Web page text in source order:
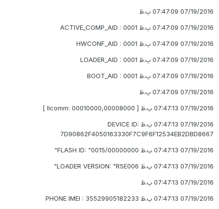
07/19/2016 07:47:09 ب.ظ
07/19/2016 07:47:09 ب.ظ ACTIVE_COMP_AID : 0001
07/19/2016 07:47:09 ب.ظ HWCONF_AID : 0001
07/19/2016 07:47:09 ب.ظ LOADER_AID : 0001
07/19/2016 07:47:09 ب.ظ BOOT_AID : 0001
07/19/2016 07:47:09 ب.ظ
07/19/2016 07:47:13 ب.ظ [ llcomm: 00010000,00008000 ]
07/19/2016 07:47:13 ب.ظ DEVICE ID:
7D90862F4050163330F7C9F6F12534EB2DBD8667
07/19/2016 07:47:13 ب.ظ FLASH ID: "0015/00000000"
07/19/2016 07:47:13 ب.ظ LOADER VERSION: "R5E006"
07/19/2016 07:47:13 ب.ظ
07/19/2016 07:47:13 ب.ظ PHONE IMEI : 35529905182233